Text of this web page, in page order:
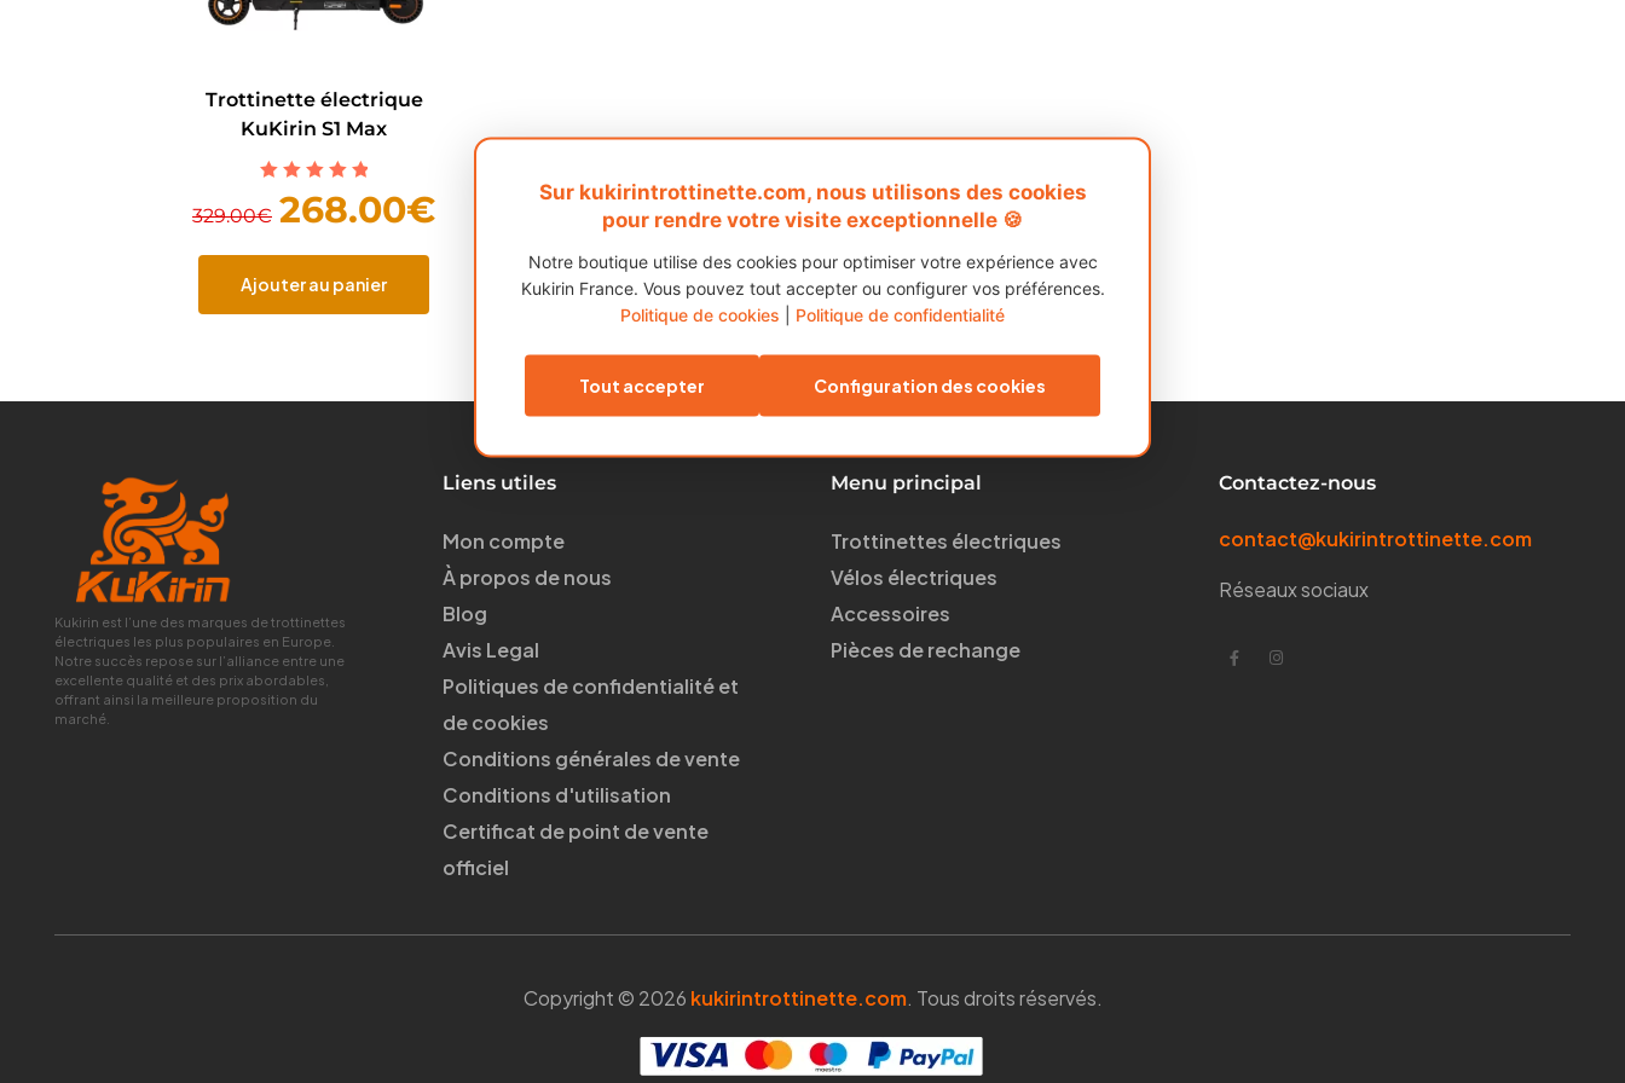
Trottinette électrique
KuKirin S1 Max
Note 5.00 sur
5
329.00€ 268.00€
Ajouter au panier
Kukirin est l’une des marques de trottinettes
électriques les plus populaires en Europe.
Notre succès repose sur l’alliance entre une
excellente qualité et des prix abordables,
offrant ainsi la meilleure proposition du
marché.
Liens utiles
Mon compte
À propos de nous
Blog
Avis Legal
Politiques de confidentialité et
de cookies
Conditions générales de vente
Conditions d'utilisation
Certificat de point de vente
officiel
Menu principal
Trottinettes électriques
Vélos électriques
Accessoires
Pièces de rechange
Contactez-nous
contact@kukirintrottinette.com
Réseaux sociaux
Copyright © 2026 kukirintrottinette.com. Tous droits réservés.
Sur kukirintrottinette.com, nous utilisons des cookies
pour rendre votre visite exceptionnelle 🍪
Notre boutique utilise des cookies pour optimiser votre expérience avec
Kukirin France. Vous pouvez tout accepter ou configurer vos préférences.
Politique de cookies
Politique de confidentialité
Tout accepter Configuration des cookies